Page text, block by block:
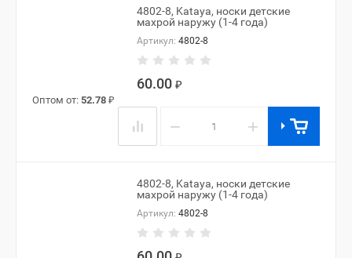
4802-8, Kataya, носки детские
махрой наружу (1-4 года)
Артикул: 4802-8
60.00 ₽
Оптом от: 52.78 ₽
− +
4802-8, Kataya, носки детские
махрой наружу (1-4 года)
Артикул: 4802-8